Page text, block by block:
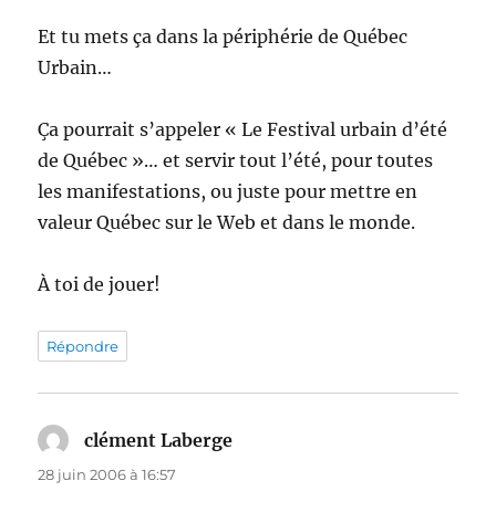
Et tu mets ça dans la périphérie de Québec
Urbain…
Ça pourrait s’appeler « Le Festival urbain d’été
de Québec »… et servir tout l’été, pour toutes
les manifestations, ou juste pour mettre en
valeur Québec sur le Web et dans le monde.
À toi de jouer!
Répondre
clément Laberge
28 juin 2006 à 16:57